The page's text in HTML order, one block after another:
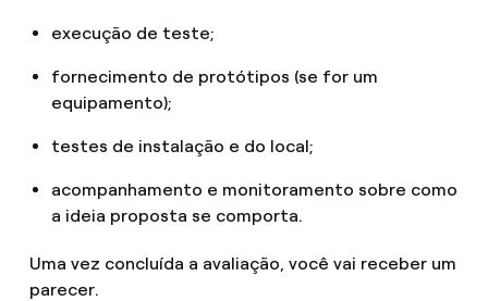
execução de teste;
fornecimento de protótipos (se for um
equipamento);
testes de instalação e do local;
acompanhamento e monitoramento sobre como
a ideia proposta se comporta.
Uma vez concluída a avaliação, você vai receber um
parecer.